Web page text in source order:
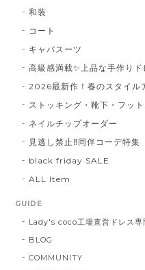
和装
コート
キャバスーツ
高級感満載✨上品な手作りド
2026最新作！春のスタイル
ストッキング・靴下・フッ
ネイルチップオーダー
見逃し禁止‼同伴コーデ特集
black friday SALE
ALL Item
GUIDE
Lady's coco工場直営ドレス専
BLOG
COMMUNITY